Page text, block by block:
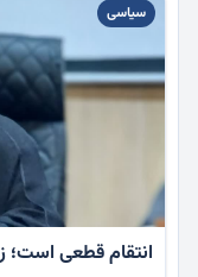
سیاسی
انتقام قطعی است؛